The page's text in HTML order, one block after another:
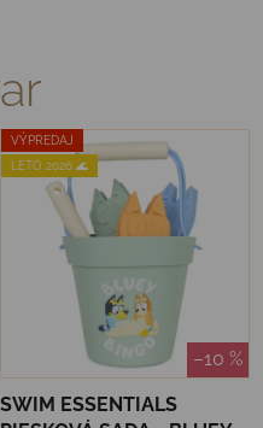
VÝPREDAJ
LETO 2026 🌊
–10 %
SWIM ESSENTIALS